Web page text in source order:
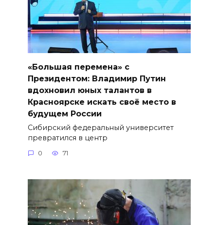
«Большая перемена» с
Президентом: Владимир Путин
вдохновил юных талантов в
Красноярске искать своё место в
будущем России
Сибирский федеральный университет
превратился в центр
0 71